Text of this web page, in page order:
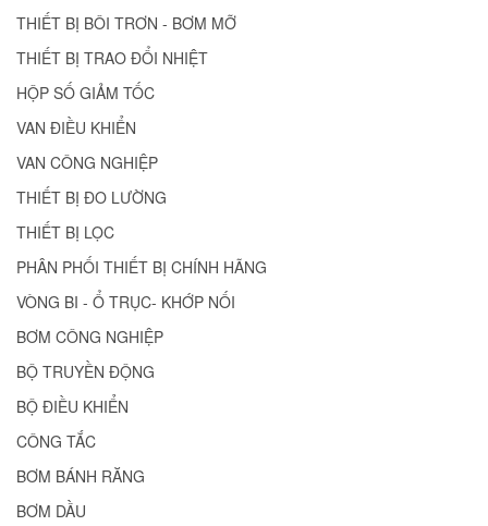
THIẾT BỊ BÔI TRƠN - BƠM MỠ
THIẾT BỊ TRAO ĐỔI NHIỆT
HỘP SỐ GIẢM TỐC
VAN ĐIỀU KHIỂN
VAN CÔNG NGHIỆP
THIẾT BỊ ĐO LƯỜNG
THIẾT BỊ LỌC
PHÂN PHỐI THIẾT BỊ CHÍNH HÃNG
VÒNG BI - Ổ TRỤC- KHỚP NỐI
BƠM CÔNG NGHIỆP
BỘ TRUYỀN ĐỘNG
BỘ ĐIỀU KHIỂN
CÔNG TẮC
BƠM BÁNH RĂNG
BƠM DẦU